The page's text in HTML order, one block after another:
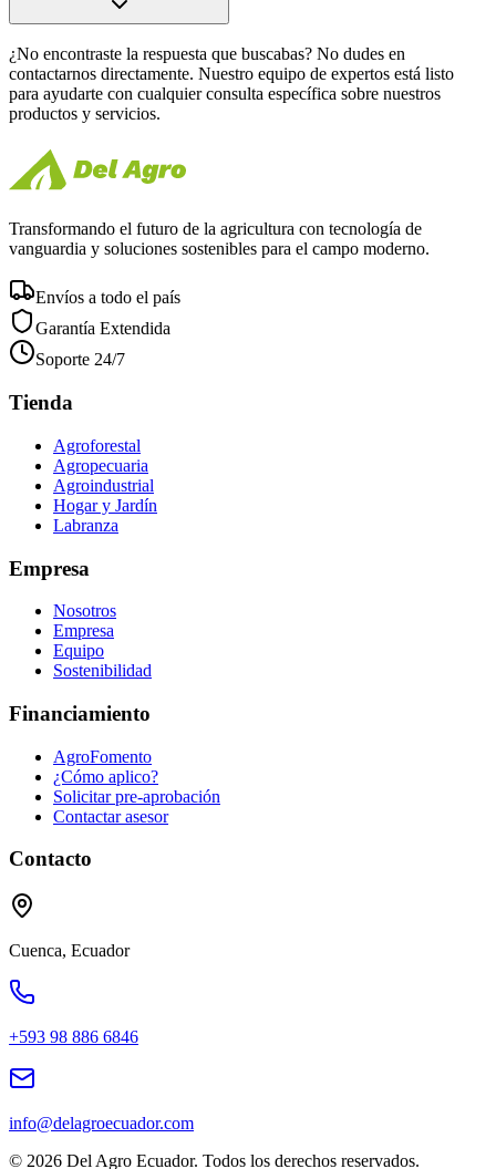
¿No encontraste la respuesta que buscabas? No dudes en
contactarnos directamente. Nuestro equipo de expertos está listo
para ayudarte con cualquier consulta específica sobre nuestros
productos y servicios.
Transformando el futuro de la agricultura con tecnología de
vanguardia y soluciones sostenibles para el campo moderno.
Envíos a todo el país
Garantía Extendida
Soporte 24/7
Tienda
Agroforestal
Agropecuaria
Agroindustrial
Hogar y Jardín
Labranza
Empresa
Nosotros
Empresa
Equipo
Sostenibilidad
Financiamiento
AgroFomento
¿Cómo aplico?
Solicitar pre-aprobación
Contactar asesor
Contacto
Cuenca, Ecuador
+593 98 886 6846
info@delagroecuador.com
© 2026 Del Agro Ecuador. Todos los derechos reservados.